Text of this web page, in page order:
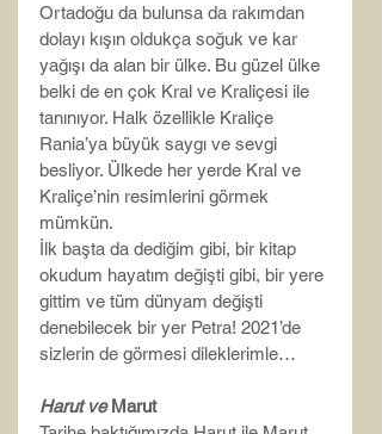
Ortadoğu da bulunsa da rakımdan
dolayı kışın oldukça soğuk ve kar
yağışı da alan bir ülke. Bu güzel ülke
belki de en çok Kral ve Kraliçesi ile
tanınıyor. Halk özellikle Kraliçe
Rania’ya büyük saygı ve sevgi
besliyor. Ülkede her yerde Kral ve
Kraliçe’nin resimlerini görmek
mümkün.
İlk başta da dediğim gibi, bir kitap
okudum hayatım değişti gibi, bir yere
gittim ve tüm dünyam değişti
denebilecek bir yer Petra! 2021’de
sizlerin de görmesi dileklerimle…
Harut ve Marut